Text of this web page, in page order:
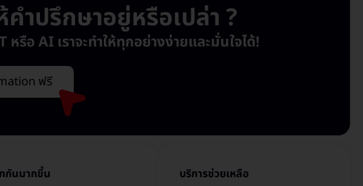
ำปรึกษาอยู่หรือเปล่า ?
AI เราจะทำให้ทุกอย่างง่ายและมั่นใจได้!
ฟรี
กันมากขึ้น บริการช่วยเหลือ